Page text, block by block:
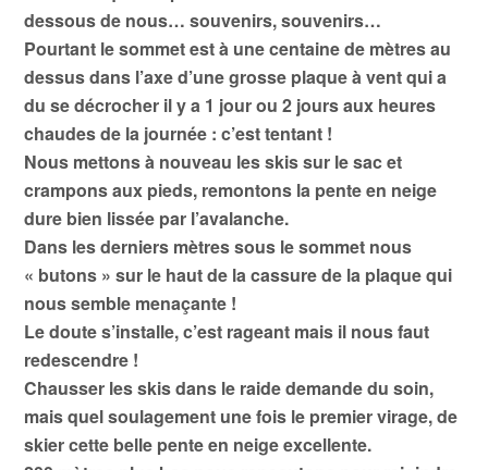
dessous de nous… souvenirs, souvenirs…
Pourtant le sommet est à une centaine de mètres au
dessus dans l’axe d’une grosse plaque à vent qui a
du se décrocher il y a 1 jour ou 2 jours aux heures
chaudes de la journée : c’est tentant !
Nous mettons à nouveau les skis sur le sac et
crampons aux pieds, remontons la pente en neige
dure bien lissée par l’avalanche.
Dans les derniers mètres sous le sommet nous
« butons » sur le haut de la cassure de la plaque qui
nous semble menaçante !
Le doute s’installe, c’est rageant mais il nous faut
redescendre !
Chausser les skis dans le raide demande du soin,
mais quel soulagement une fois le premier virage, de
skier cette belle pente en neige excellente.